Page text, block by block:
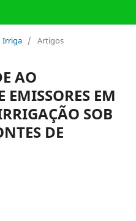
Irriga / Artigos
AO
EM
SOB
DE